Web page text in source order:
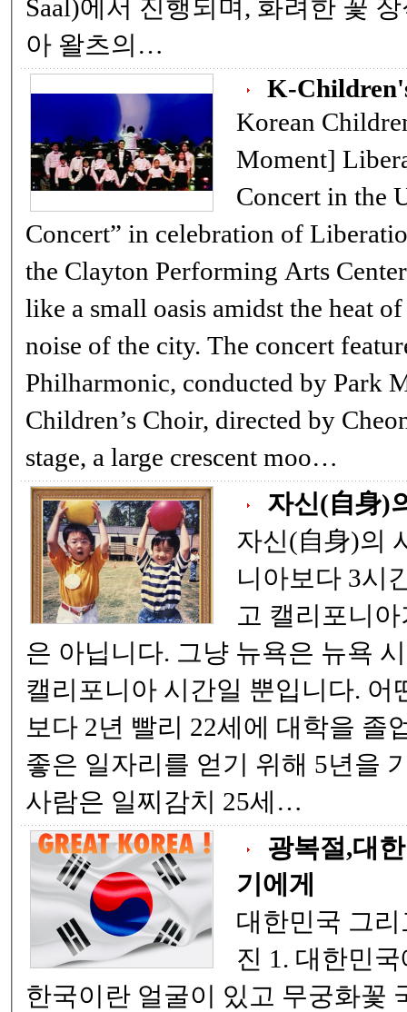
Saal)에서 진행되며, 화려한 꽃
아 왈츠의…
K-
Korean Children's
Moment] Liberation Day Open
Concert in the U.S. An
Concert” in celebration of
the Clayton Performing Arts
like a small oasis amidst the heat
noise of the city. The concert
Philharmonic, conducted by Park
Children’s Choir, directed by Cheon
stage, a large crescent moo…
자신(自身)
자신(自身)의 시간 뉴욕
니아보다 3시간
고 캘리포니
은 아닙니다. 그냥 뉴욕은 뉴욕 시각, 캘리포니아는
캘리포니아 시간일 뿐입니다. 어떤 사람은 다른 사람
보다 2년 빨리 22세에 대학을 졸업했
좋은 일자리를 얻기 위해 5년을 기
사람은 일찌감치 25세…
광복절,대
기에게
대한민국 그리고 태극기에게 함동
진 1. 대한민국에 네가 있으므로
한국이란 얼굴이 있고 무궁화꽃 국민의 가슴속에 만